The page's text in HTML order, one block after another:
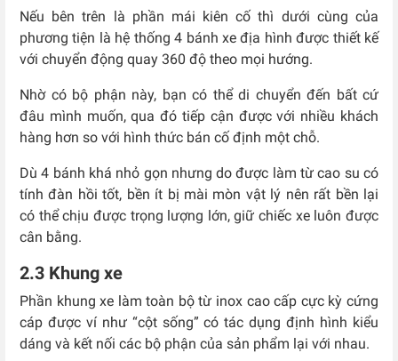
Nếu bên trên là phần mái kiên cố thì dưới cùng của
phương tiện là hệ thống 4 bánh xe địa hình được thiết kế
với chuyển động quay 360 độ theo mọi hướng.
Nhờ có bộ phận này, bạn có thể di chuyển đến bất cứ
đâu mình muốn, qua đó tiếp cận được với nhiều khách
hàng hơn so với hình thức bán cố định một chỗ.
Dù 4 bánh khá nhỏ gọn nhưng do được làm từ cao su có
tính đàn hồi tốt, bền ít bị mài mòn vật lý nên rất bền lại
có thể chịu được trọng lượng lớn, giữ chiếc xe luôn được
cân bằng.
2.3 Khung xe
Phần khung xe làm toàn bộ từ inox cao cấp cực kỳ cứng
cáp được ví như “cột sống” có tác dụng định hình kiểu
dáng và kết nối các bộ phận của sản phẩm lại với nhau.